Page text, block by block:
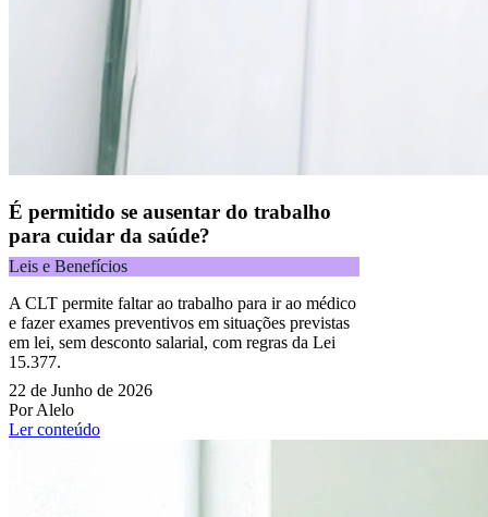
É permitido se ausentar do trabalho
para cuidar da saúde?
Leis e Benefícios
A CLT permite faltar ao trabalho para ir ao médico
e fazer exames preventivos em situações previstas
em lei, sem desconto salarial, com regras da Lei
15.377.
22 de Junho de 2026
Por Alelo
Ler conteúdo